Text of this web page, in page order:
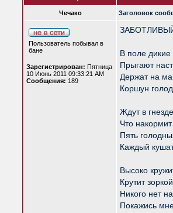
Чечако Заголовок
Пользователь побывал в
бане
Зарегистрирован: Пятница
10 Июнь 2011 09:33:21 AM
Сообщения: 189
ЗАБОТЛИВЫЙ
В поле дикие
Прыгают
Держат на
Коршун
Ждут в
Что накормит
Пять
Каждый
Высоко
Крутит
Никого нет
Покажись